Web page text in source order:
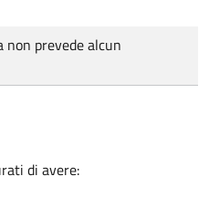
non prevede alcun
di avere: